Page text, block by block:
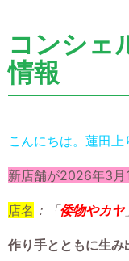
コンシェ
情報
こんにちは。蓮田上
新店舗が2026年3月
店名 ：「倭物やカヤ
作り手とともに生